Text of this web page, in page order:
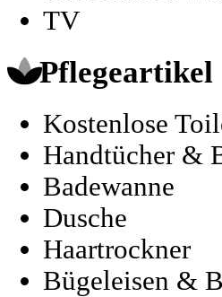
TV
Pflegeartikel
Kostenlose
Handtücher &
Badewanne
Dusche
Haartrockner
Bügeleisen &